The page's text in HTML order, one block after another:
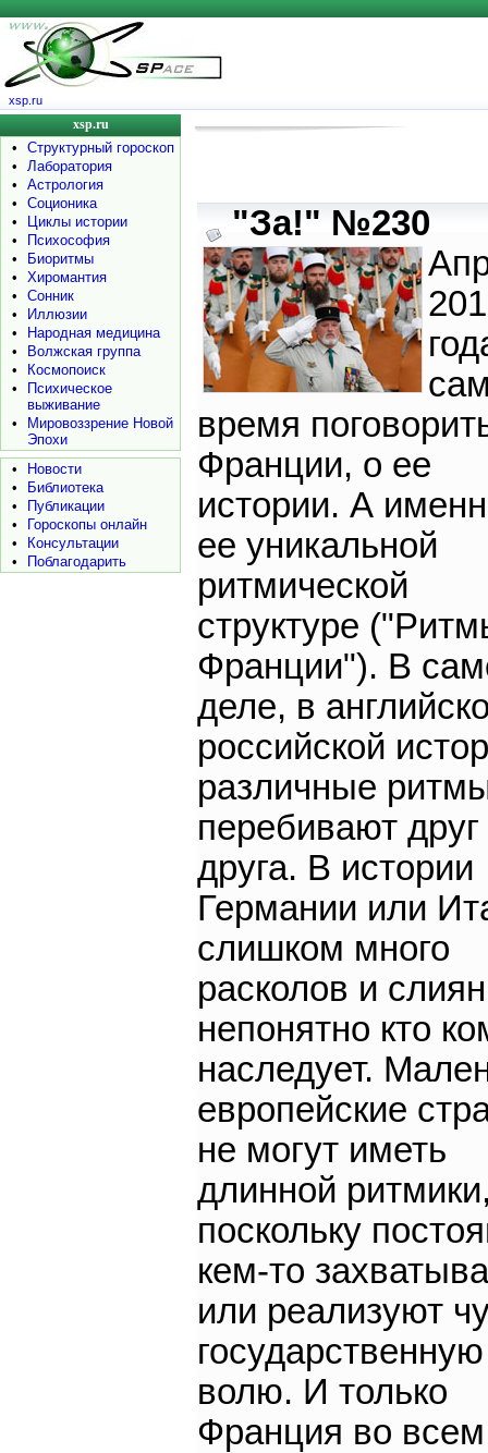
xsp.ru
xsp.ru
•
Структурный гороскоп
•
Лаборатория
•
Астрология
•
Соционика
•
Циклы истории
•
Психософия
•
Биоритмы
•
Хиромантия
•
Сонник
•
Иллюзии
•
Народная медицина
•
Волжская группа
•
Космопоиск
•
Психическое
выживание
•
Мировоззрение Новой
Эпохи
•
Новости
•
Библиотека
•
Публикации
•
Гороскопы онлайн
•
Консультации
•
Поблагодарить
"За!" №230
время
Франции, о ее
истории. А
ее уникальной
ритмической
структуре
Франции"). В
деле, в
российской
различные
перебивают друг
друга. В истории
Германии или
слишком много
расколов и
непонятно кто
наследует.
европейские
не могут иметь
длинной
поскольку
кем-то
или реализуют
государственную
волю. И только
Франция во всем